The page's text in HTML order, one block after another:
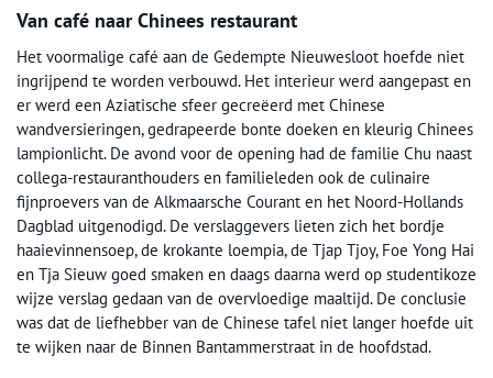
Van café naar Chinees restaurant
Het voormalige café aan de Gedempte Nieuwesloot hoefde niet
ingrijpend te worden verbouwd. Het interieur werd aangepast en
er werd een Aziatische sfeer gecreëerd met Chinese
wandversieringen, gedrapeerde bonte doeken en kleurig Chinees
lampionlicht. De avond voor de opening had de familie Chu naast
collega-restauranthouders en familieleden ook de culinaire
fijnproevers van de Alkmaarsche Courant en het Noord-Hollands
Dagblad uitgenodigd. De verslaggevers lieten zich het bordje
haaievinnensoep, de krokante loempia, de Tjap Tjoy, Foe Yong Hai
en Tja Sieuw goed smaken en daags daarna werd op studentikoze
wijze verslag gedaan van de overvloedige maaltijd. De conclusie
was dat de liefhebber van de Chinese tafel niet langer hoefde uit
te wijken naar de Binnen Bantammerstraat in de hoofdstad.